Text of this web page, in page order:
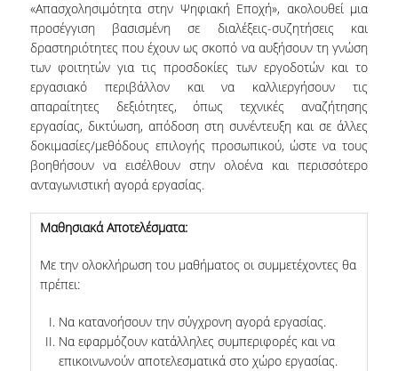
DEGREE PROGRAM
ACADEMIC CURRICULUM
ERASMUS+ PROGRAM
INTERNSHIP PROGRAM
POSTGRADUATE STUDIES
FULL TIME
PART TIME
QUALITY ASSURANCE
«Απασχολησιμότητα στην Ψηφιακή Εποχή», ακολουθεί μια
προσέγγιση βασισμένη σε διαλέξεις-συζητήσεις και
δραστηριότητες που έχουν ως σκοπό να αυξήσουν τη γνώση
των φοιτητών για τις προσδοκίες των εργοδοτών και το
εργασιακό περιβάλλον και να καλλιεργήσουν τις
απαραίτητες δεξιότητες, όπως τεχνικές αναζήτησης
εργασίας, δικτύωση, απόδοση στη συνέντευξη και σε άλλες
δοκιμασίες/μεθόδους επιλογής προσωπικού, ώστε να τους
βοηθήσουν να εισέλθουν στην ολοένα και περισσότερο
ανταγωνιστική αγορά εργασίας.
Μαθησιακά Αποτελέσματα:
Με την ολοκλήρωση του μαθήματος οι συμμετέχοντες θα
πρέπει:
Να κατανοήσουν την σύγχρονη αγορά εργασίας.
Να εφαρμόζουν κατάλληλες συμπεριφορές και να
επικοινωνούν αποτελεσματικά στο χώρο εργασίας.